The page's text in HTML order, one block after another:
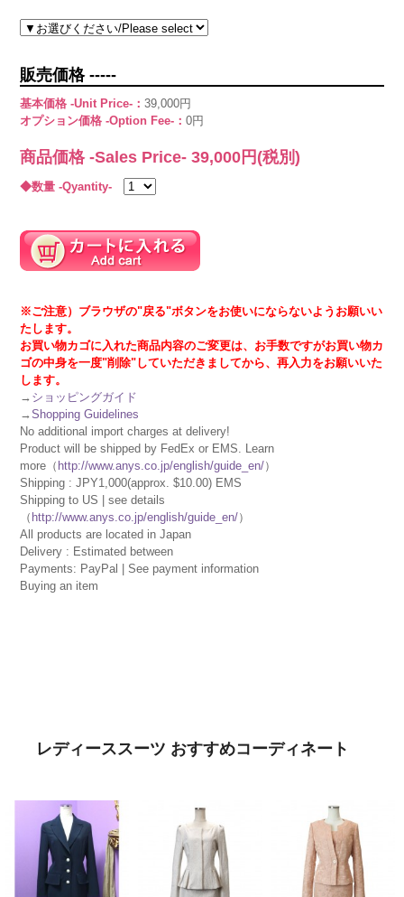
販売価格 -----
基本価格 -Unit Price-：39,000円
オプション価格 -Option Fee-：0円
商品価格 -Sales Price-39,000 円(税別)
◆数量 -Qyantity-
※ご注意）ブラウザの"戻る"ボタンをお使いにならないようお願いい
たします。
お買い物カゴに入れた商品内容のご変更は、お手数ですがお買い物カ
ゴの中身を一度"削除"していただきましてから、再入力をお願いいた
します。
→ ショッピングガイド
→Shopping Guidelines
No additional import charges at delivery!
Product will be shipped by FedEx or EMS. Learn
more（ http://www.anys.co.jp/english/guide_en/）
Shipping : JPY1,000(approx. $10.00) EMS
Shipping to US | see details
（ http://www.anys.co.jp/english/guide_en/）
All products are located in Japan
Delivery : Estimated between
Payments: PayPal | See payment information
Buying an item
レディーススーツ おすすめコーディネート